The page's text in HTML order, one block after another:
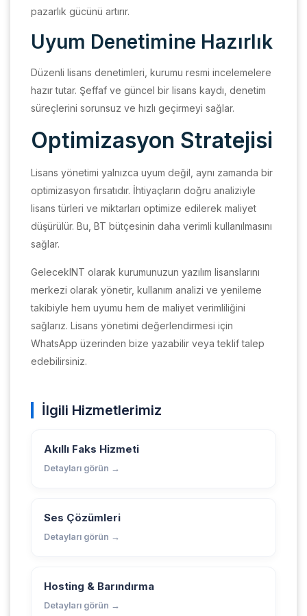
pazarlık gücünü artırır.
Uyum Denetimine Hazırlık
Düzenli lisans denetimleri, kurumu resmi incelemelere
hazır tutar. Şeffaf ve güncel bir lisans kaydı, denetim
süreçlerini sorunsuz ve hızlı geçirmeyi sağlar.
Optimizasyon Stratejisi
Lisans yönetimi yalnızca uyum değil, aynı zamanda bir
optimizasyon fırsatıdır. İhtiyaçların doğru analiziyle
lisans türleri ve miktarları optimize edilerek maliyet
düşürülür. Bu, BT bütçesinin daha verimli kullanılmasını
sağlar.
GelecekINT olarak kurumunuzun yazılım lisanslarını
merkezi olarak yönetir, kullanım analizi ve yenileme
takibiyle hem uyumu hem de maliyet verimliliğini
sağlarız. Lisans yönetimi değerlendirmesi için
WhatsApp üzerinden bize yazabilir veya teklif talep
edebilirsiniz.
İlgili Hizmetlerimiz
Akıllı Faks Hizmeti
Detayları görün →
Ses Çözümleri
Detayları görün →
Hosting & Barındırma
Detayları görün →